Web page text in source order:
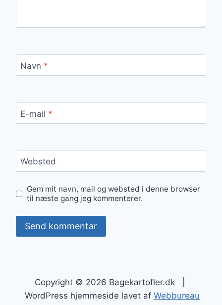
Navn *
E-mail *
Websted
Gem mit navn, mail og websted i denne browser
til næste gang jeg kommenterer.
Copyright © 2026 Bagekartofler.dk |
WordPress hjemmeside lavet af Webbureau